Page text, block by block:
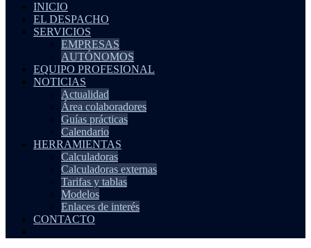
INICIO
EL DESPACHO
SERVICIOS
EMPRESAS
AUTÓNOMOS
EQUIPO PROFESIONAL
NOTICIAS
Actualidad
Área colaboradores
Guías prácticas
Calendario
HERRAMIENTAS
Calculadoras
Calculadoras externas
Tarifas y tablas
Modelos
Enlaces de interés
CONTACTO